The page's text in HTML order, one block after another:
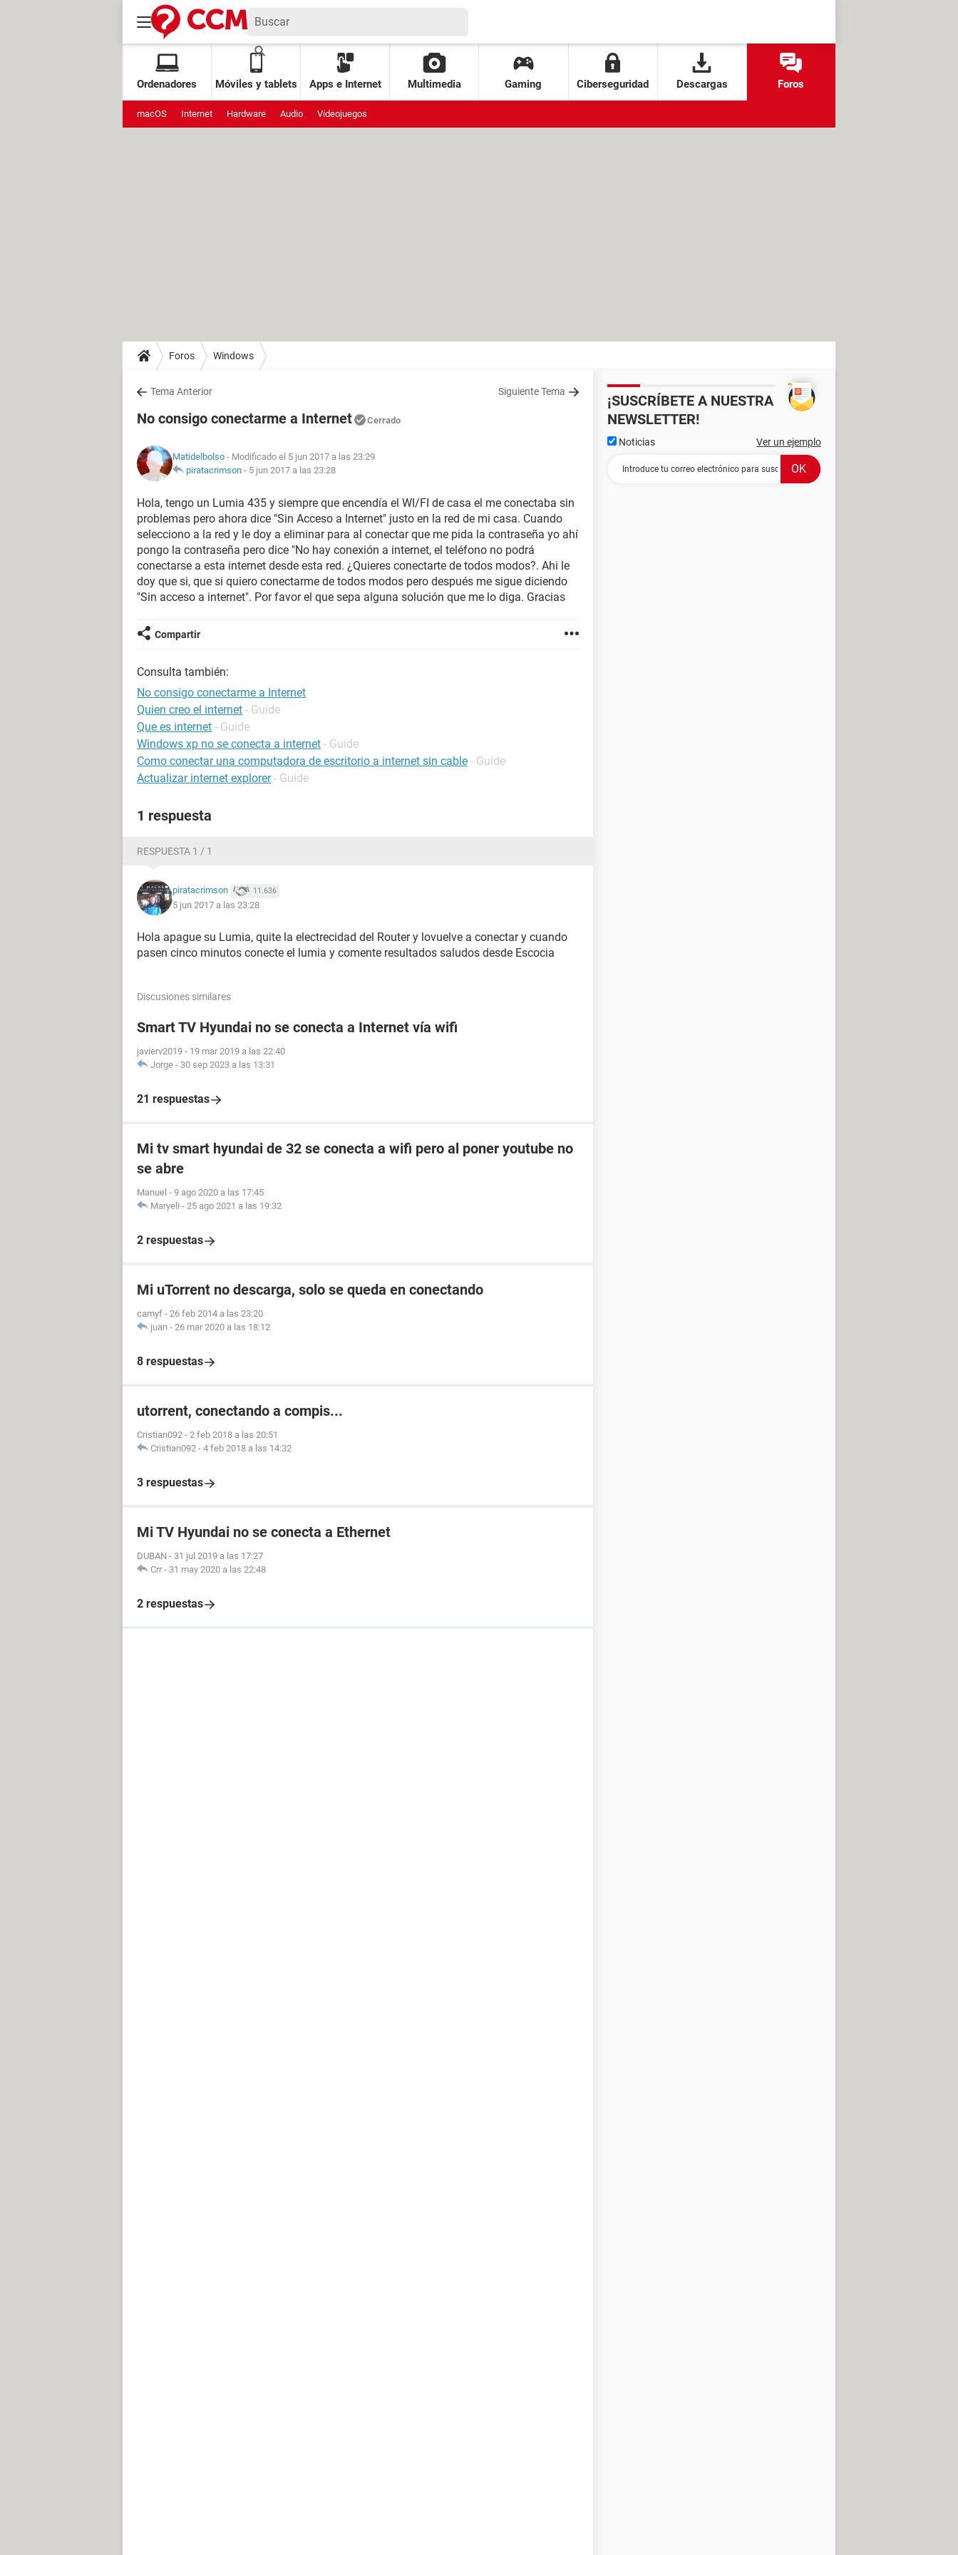
Ordenadores Móviles y tablets Apps e Internet Multimedia Gaming Ciberseguridad Descargas Foros
macOS Internet Hardware Audio Videojuegos
Foros Windows
Tema Anterior Siguiente Tema
No consigo conectarme a Internet Cerrado
Matidelbolso - Modificado el 5 jun 2017 a las 23:29
piratacrimson - 5 jun 2017 a las 23:28
Hola, tengo un Lumia 435 y siempre que encendía el WI/FI de casa el me conectaba sin
problemas pero ahora dice "Sin Acceso a Internet" justo en la red de mi casa. Cuando
selecciono a la red y le doy a eliminar para al conectar que me pida la contraseña yo ahí
pongo la contraseña pero dice "No hay conexión a internet, el teléfono no podrá
conectarse a esta internet desde esta red. ¿Quieres conectarte de todos modos?. Ahi le
doy que si, que si quiero conectarme de todos modos pero después me sigue diciendo
"Sin acceso a internet". Por favor el que sepa alguna solución que me lo diga. Gracias
Compartir
Consulta también:
No consigo conectarme a Internet
Quien creo el internet - Guide
Que es internet - Guide
Windows xp no se conecta a internet - Guide
Como conectar una computadora de escritorio a internet sin cable - Guide
Actualizar internet explorer - Guide
1 respuesta
RESPUESTA 1 / 1
piratacrimson 11.636
5 jun 2017 a las 23:28
Hola apague su Lumia, quite la electrecidad del Router y lovuelve a conectar y cuando
pasen cinco minutos conecte el lumia y comente resultados saludos desde Escocia
Discusiones similares
Smart TV Hyundai no se conecta a Internet vía wifi
javierv2019 - 19 mar 2019 a las 22:40
Jorge - 30 sep 2023 a las 13:31
21 respuestas
Mi tv smart hyundai de 32 se conecta a wifi pero al poner youtube no
se abre
Manuel - 9 ago 2020 a las 17:45
Maryeli - 25 ago 2021 a las 19:32
2 respuestas
Mi uTorrent no descarga, solo se queda en conectando
camyf - 26 feb 2014 a las 23:20
juan - 26 mar 2020 a las 18:12
8 respuestas
utorrent, conectando a compis...
Cristian092 - 2 feb 2018 a las 20:51
Cristian092 - 4 feb 2018 a las 14:32
3 respuestas
Mi TV Hyundai no se conecta a Ethernet
DUBAN - 31 jul 2019 a las 17:27
Crr - 31 may 2020 a las 22:48
2 respuestas
¡SUSCRÍBETE A NUESTRA
NEWSLETTER!
Noticias Ver un ejemplo